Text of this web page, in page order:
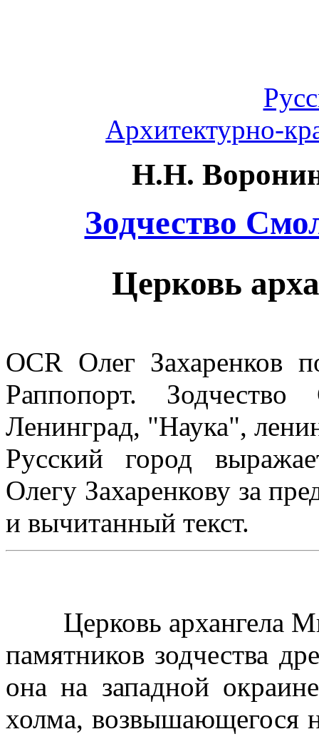
Архитектурно-
Н.Н.
Зодчество
Церковь
OCR Олег
Раппопорт.
Ленинград, "Наука",
Русский город
Олегу Захаренкову за
и вычитанный текст.
Церковь архангела
памятников зодчества
она на западной
холма, возвышающегося